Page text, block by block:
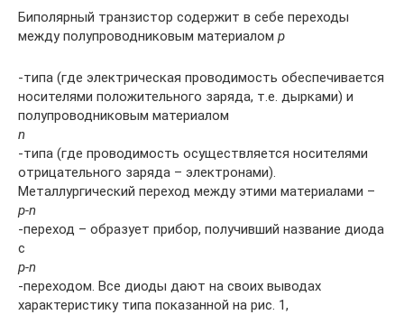
Биполярный транзистор содержит в себе переходы
между полупроводниковым материалом p
-типа (где электрическая проводимость обеспечивается
носителями положительного заряда, т.е. дырками) и
полупроводниковым материалом
n
-типа (где проводимость осуществляется носителями
отрицательного заряда – электронами).
Металлургический переход между этими материалами –
p-n
-переход – образует прибор, получивший название диода
с
p-n
-переходом. Все диоды дают на своих выводах
характеристику типа показанной на рис. 1,